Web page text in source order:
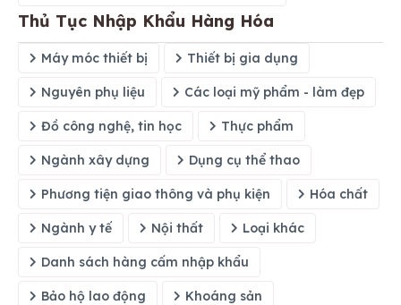
Thủ Tục Nhập Khẩu Hàng Hóa
Máy móc thiết bị Thiết bị gia dụng
Nguyên phụ liệu Các loại mỹ phẩm - làm đẹp
Đồ công nghệ, tin học Thực phẩm
Ngành xây dựng Dụng cụ thể thao
Phương tiện giao thông và phụ kiện Hóa chất
Ngành y tế Nội thất Loại khác
Danh sách hàng cấm nhập khẩu
Bảo hộ lao động Khoáng sản